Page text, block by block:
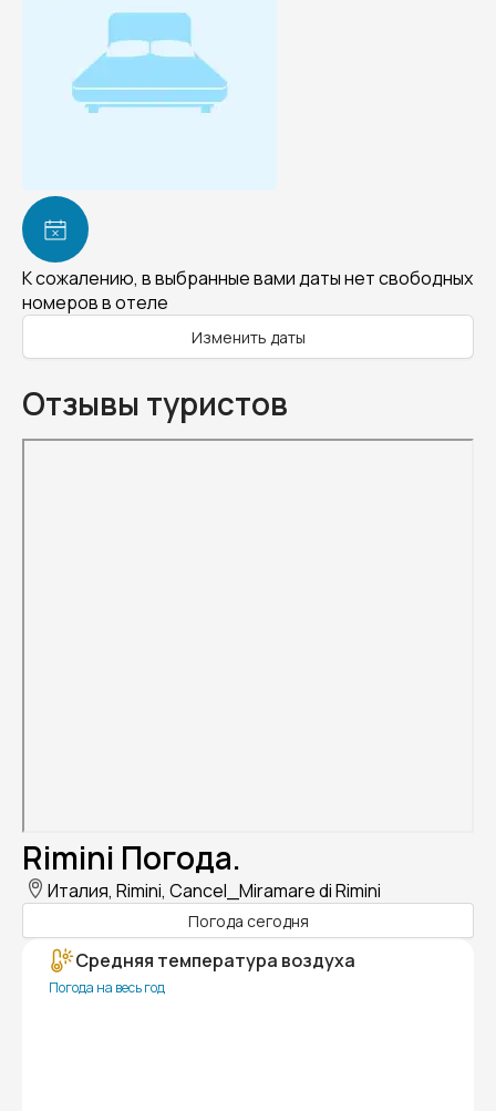
К сожалению, в выбранные вами даты нет свободных
номеров в отеле
Изменить даты
Отзывы туристов
Rimini Погода.
Италия, Rimini, Cancel_Miramare di Rimini
Погода сегодня
Средняя температура воздуха
Погода на весь год